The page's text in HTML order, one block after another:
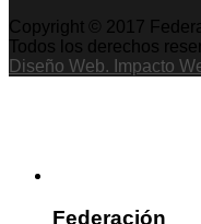
Copyright © 2017
Todos los derechos
Diseño Web. Impacto
Federación